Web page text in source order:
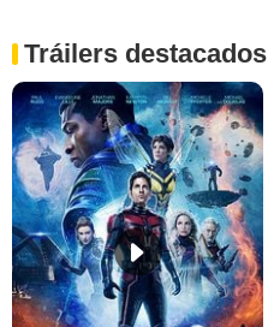
Tráilers destacados